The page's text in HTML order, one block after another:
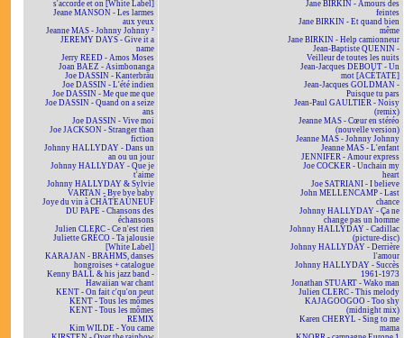
s'accorde et on [White Label]
Jeane MANSON - Les larmes
aux yeux
Jeanne MAS - Johnny Johnny ²
JEREMY DAYS - Give it a
name
Jerry REED - Amos Moses
Joan BAEZ - Asimbonanga
Joe DASSIN - Kanterbräu
Joe DASSIN - L'été indien
Joe DASSIN - Me que me que
Joe DASSIN - Quand on a seize
ans
Joe DASSIN - Vive moi
Joe JACKSON - Stranger than
fiction
Johnny HALLYDAY - Dans un
an ou un jour
Johnny HALLYDAY - Que je
t'aime
Johnny HALLYDAY & Sylvie
VARTAN - Bye bye baby
Joye du vin à CHÂTEAUNEUF
DU PAPE - Chansons des
échansons
Julien CLERC - Ce n'est rien
Juliette GRÉCO - Ta jalousie
[White Label]
KARAJAN - BRAHMS, danses
hongroises + catalogue
Kenny BALL & his jazz band -
Hawaiian war chant
KENT - On fait c'qu'on peut
KENT - Tous les mômes
KENT - Tous les mômes
REMIX
Kim WILDE - You came
Jane BIRKIN - Amours des
feintes
Jane BIRKIN - Et quand bien
même
Jane BIRKIN - Help camionneur
Jean-Baptiste QUENIN -
Veilleur de toutes les nuits
Jean-Jacques DEBOUT - Un
mot [ACÉTATE]
Jean-Jacques GOLDMAN -
Puisque tu pars
Jean-Paul GAULTIER - Noisy
(remix)
Jeanne MAS - Cœur en stéréo
(nouvelle version)
Jeanne MAS - Johnny Johnny
Jeanne MAS - L'enfant
JENNIFER - Amour express
Joe COCKER - Unchain my
heart
Joe SATRIANI - I believe
John MELLENCAMP - Last
chance
Johnny HALLYDAY - Ça ne
change pas un homme
Johnny HALLYDAY - Cadillac
(picture-disc)
Johnny HALLYDAY - Derrière
l'amour
Johnny HALLYDAY - Succès
1961-1973
Jonathan STUART - Wako man
Julien CLERC - This melody
KAJAGOOGOO - Too shy
(midnight mix)
Karen CHERYL - Sing to me
mama